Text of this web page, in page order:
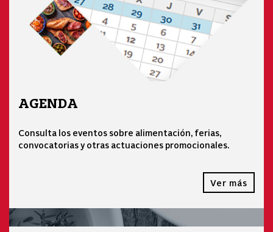
AGENDA
Consulta los eventos sobre alimentación, ferias,
convocatorias y otras actuaciones promocionales.
Ver más